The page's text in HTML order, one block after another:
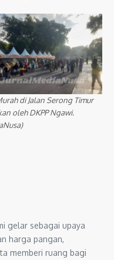
di Jalan Serong Timur
oleh DKPP Ngawi.
gelar sebagai upaya
harga pangan,
memberi ruang bagi